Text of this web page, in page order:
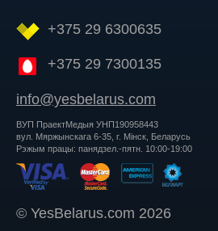
+375 29 6300635
+375 29 7300135
info@yesbelarus.com
ВУП ПраектМедыя УНП190958443
вул. Мяржынскага 6-35, г. Мінск, Беларусь
Рэжым працы: панядзел.-пятн. 10:00-19:00
© YesBelarus.com 2026